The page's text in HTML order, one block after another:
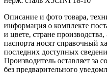
Описание и фото товара,
информация о комплекте
и цвете, стране
паспорта носят справочный
последних доступных
Производитель оставляет за
без предварительного